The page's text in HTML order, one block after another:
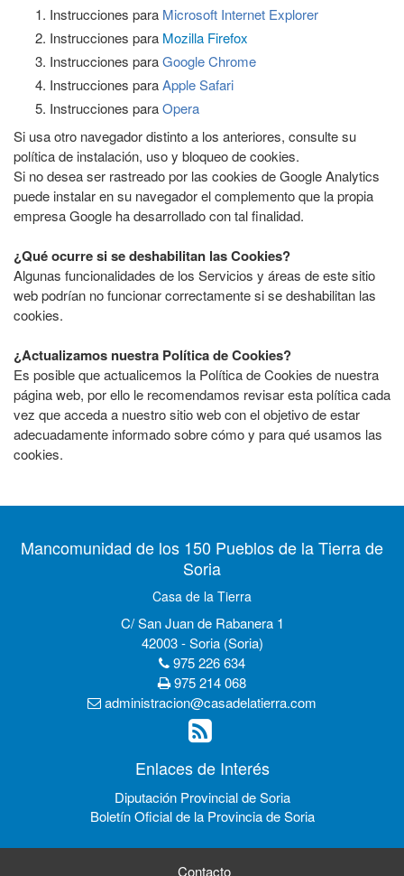
Instrucciones para Microsoft Internet Explorer
Instrucciones para Mozilla Firefox
Instrucciones paraGoogle Chrome
Instrucciones paraApple Safari
Instrucciones paraOpera
Si usa otro navegador distinto a los anteriores, consulte su
política de instalación, uso y bloqueo de cookies.
Si no desea ser rastreado por las cookies de Google Analytics
puede instalar en su navegador el complemento que la propia
empresa Google ha desarrollado con tal finalidad.
¿Qué ocurre si se deshabilitan las Cookies?
Algunas funcionalidades de los Servicios y áreas de este sitio
web podrían no funcionar correctamente si se deshabilitan las
cookies.
¿Actualizamos nuestra Política de Cookies?
Es posible que actualicemos la Política de Cookies de nuestra
página web, por ello le recomendamos revisar esta política cada
vez que acceda a nuestro sitio web con el objetivo de estar
adecuadamente informado sobre cómo y para qué usamos las
cookies.
Mancomunidad de los 150 Pueblos de la Tierra de
Soria
Casa de la Tierra
C/ San Juan de Rabanera 1
42003 - Soria (Soria)
975 226 634
975 214 068
administracion@casadelatierra.com
Enlaces de Interés
Diputación Provincial de Soria
Boletín Oficial de la Provincia de Soria
Contacto